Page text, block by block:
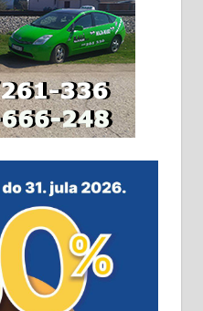
опремљену
путу, на
око 7 ари.
35-25
160
у Зеленом
Могућа